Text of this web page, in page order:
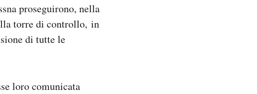
proseguirono, nella
torre di controllo, in
di tutte le
loro comunicata